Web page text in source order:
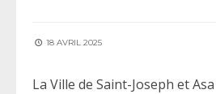
18 AVRIL 2025
La Ville de Saint-Joseph et